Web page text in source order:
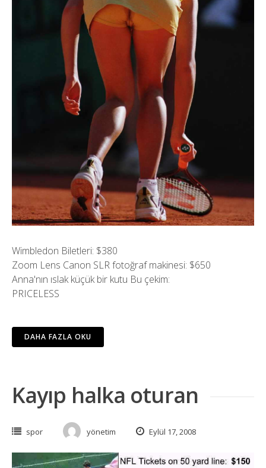
Wimbledon Biletleri: $380
Zoom Lens Canon SLR fotoğraf makinesi: $650
Anna'nın ıslak küçük bir kutu Bu çekim:
PRICELESS
DAHA FAZLA OKU
Kayıp halka oturan
spor yönetim Eylül 17, 2008